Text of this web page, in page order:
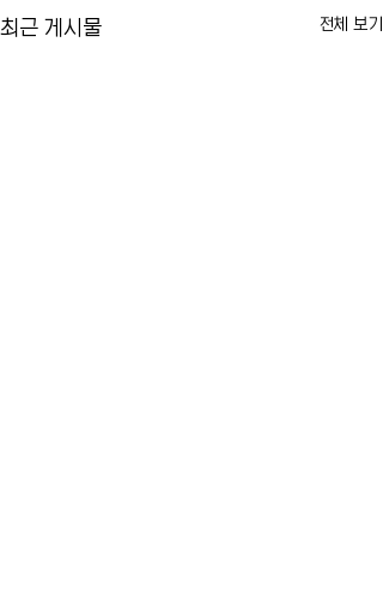
최근 게시물 전체 보기